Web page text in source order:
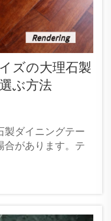
ズの大理石製
ぶ方法
製ダイニングテー
合があります。テ
、ご家族やお友
があります。大
宅に美しさと上